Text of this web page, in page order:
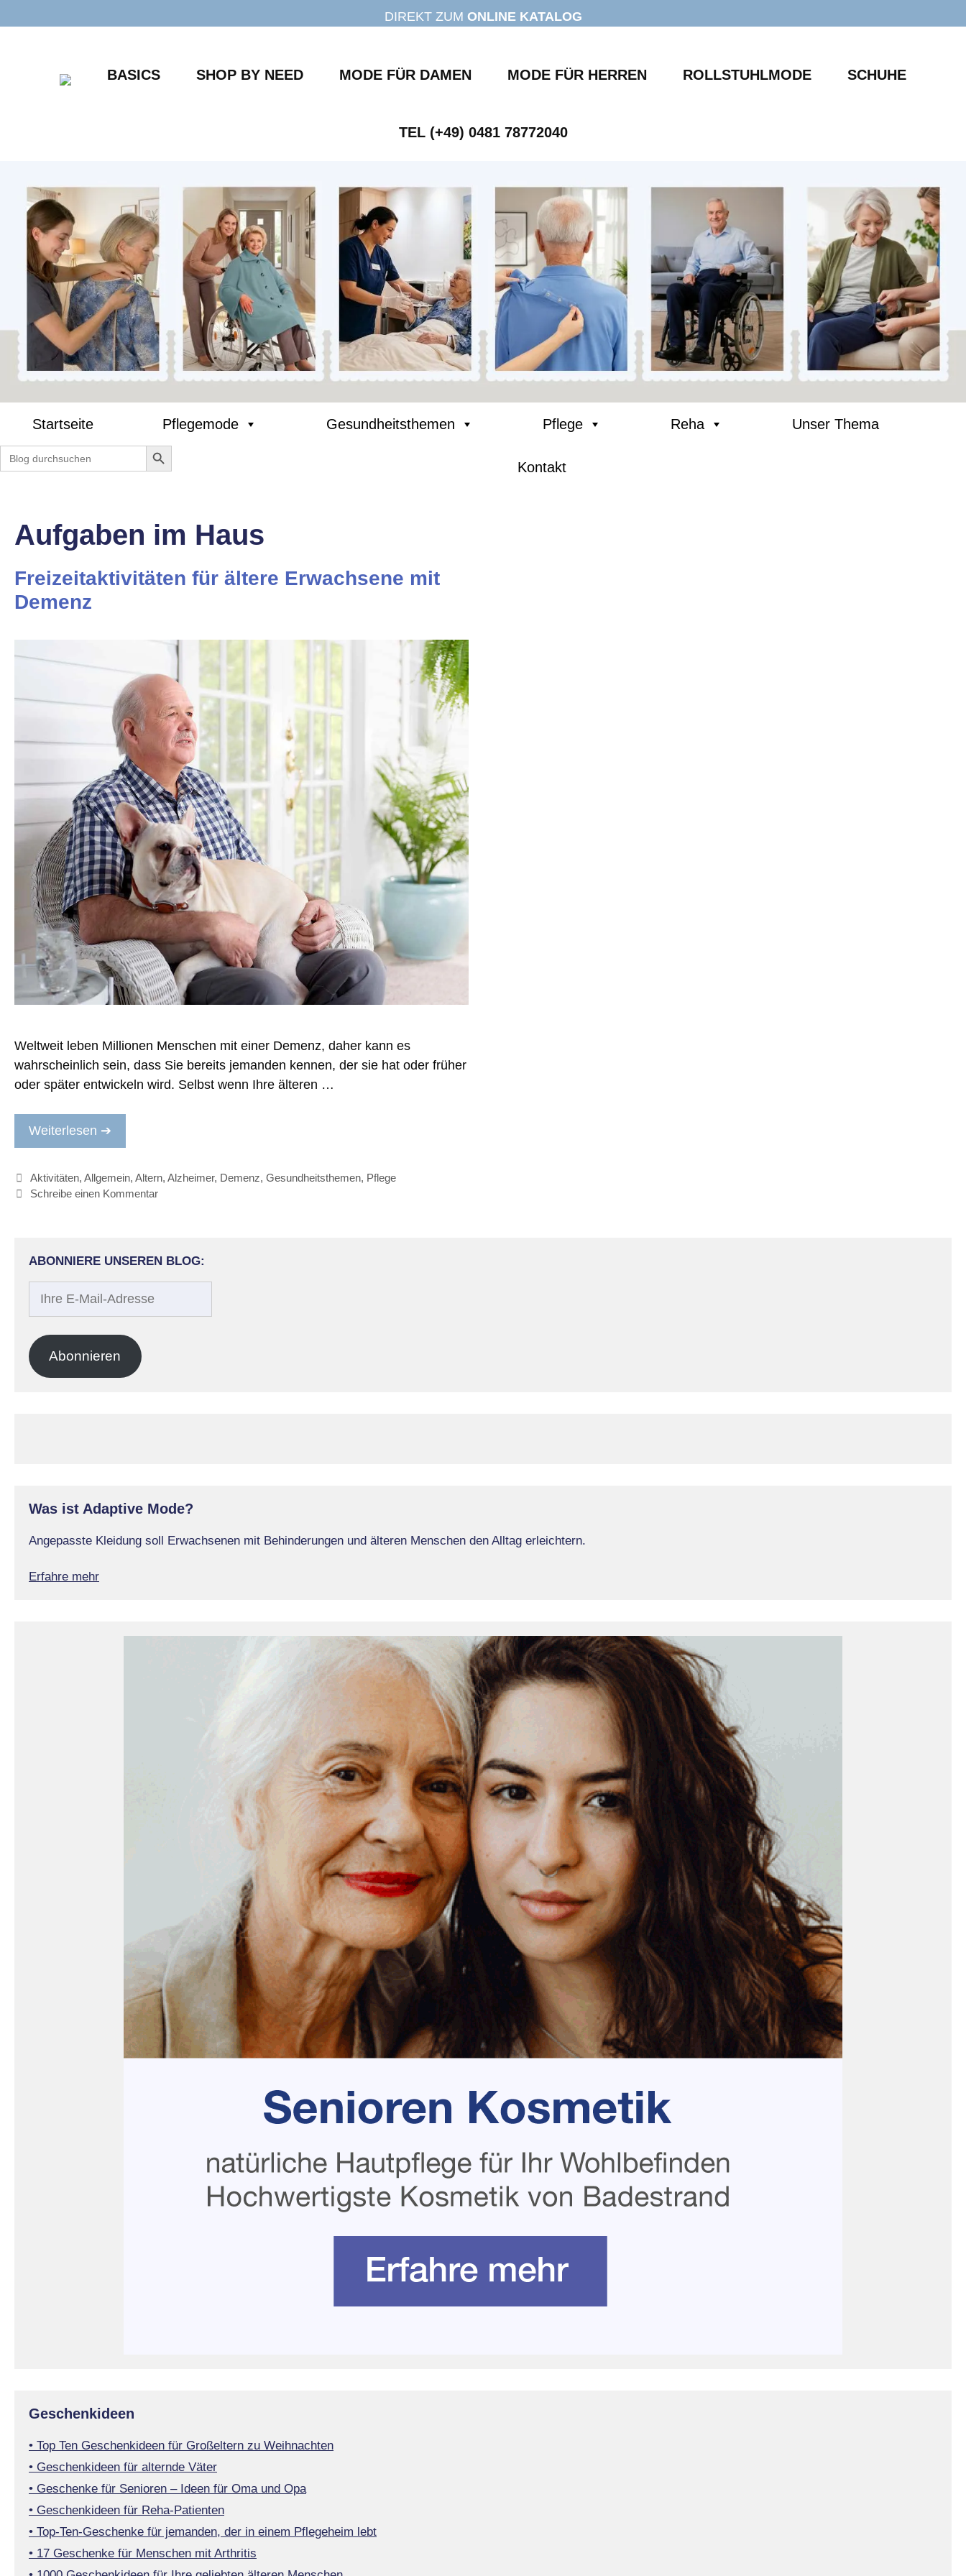
Inhalt
DIREKT ZUM ONLINE KATALOG
BASICS SHOP BY NEED MODE FÜR DAMEN MODE FÜR HERREN ROLLSTUHLMODE SCHUHE
TEL (+49) 0481 78772040
Startseite Pflegemode Gesundheitsthemen Pflege Reha Unser Thema
Kontakt
Search
for:
Search Button
Aufgaben im Haus
Freizeitaktivitäten für ältere Erwachsene mit
Demenz
Weltweit leben Millionen Menschen mit einer Demenz, daher kann es
wahrscheinlich sein, dass Sie bereits jemanden kennen, der sie hat oder früher
oder später entwickeln wird. Selbst wenn Ihre älteren …
Weiterlesen ➔
Kategorien
Aktivitäten,Allgemein,Altern,Alzheimer, Demenz,Gesundheitsthemen, Pflege
Schreibe einen Kommentar
ABONNIERE UNSEREN BLOG:
Adresse
Abonnieren
Was ist Adaptive Mode?
Angepasste Kleidung soll Erwachsenen mit Behinderungen und älteren Menschen den Alltag erleichtern.
Erfahre mehr
Geschenkideen
• Top Ten Geschenkideen für Großeltern zu Weihnachten
• Geschenkideen für alternde Väter
• Geschenke für Senioren – Ideen für Oma und Opa
• Geschenkideen für Reha-Patienten
• Top-Ten-Geschenke für jemanden, der in einem Pflegeheim lebt
• 17 Geschenke für Menschen mit Arthritis